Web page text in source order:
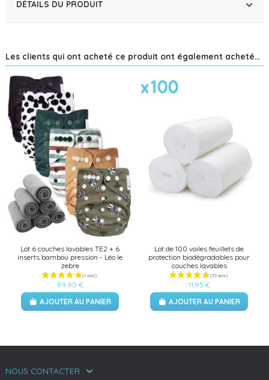
DÉTAILS DU PRODUIT
Les clients qui ont acheté ce produit ont également acheté...
Lot 6 couches lavables TE2 + 6
inserts bambou pression - Léo le
zebre
89,90 €
AJOUTER AU PANIER
Lot de 100 voiles feuillets de
protection biodégradables pour
couches lavables
11,95 €
AJOUTER AU PANIER
NOUS CONTACTER